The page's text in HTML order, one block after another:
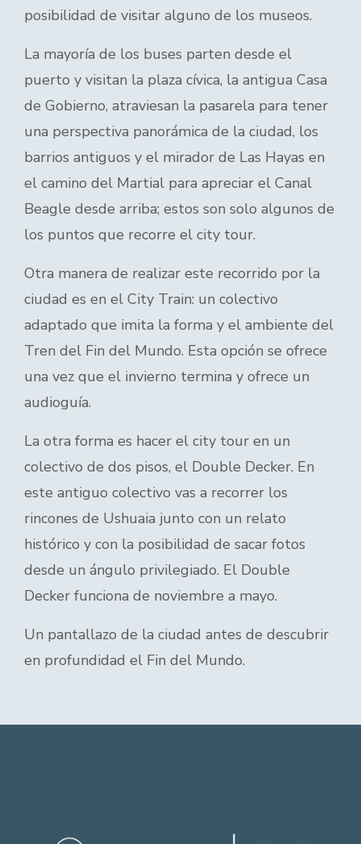
posibilidad de visitar alguno de los museos.
La mayoría de los buses parten desde el
puerto y visitan la plaza cívica, la antigua Casa
de Gobierno, atraviesan la pasarela para tener
una perspectiva panorámica de la ciudad, los
barrios antiguos y el mirador de Las Hayas en
el camino del Martial para apreciar el Canal
Beagle desde arriba; estos son solo algunos de
los puntos que recorre el city tour.
Otra manera de realizar este recorrido por la
ciudad es en el City Train: un colectivo
adaptado que imita la forma y el ambiente del
Tren del Fin del Mundo. Esta opción se ofrece
una vez que el invierno termina y ofrece un
audioguía.
La otra forma es hacer el city tour en un
colectivo de dos pisos, el Double Decker. En
este antiguo colectivo vas a recorrer los
rincones de Ushuaia junto con un relato
histórico y con la posibilidad de sacar fotos
desde un ángulo privilegiado. El Double
Decker funciona de noviembre a mayo.
Un pantallazo de la ciudad antes de descubrir
en profundidad el Fin del Mundo.